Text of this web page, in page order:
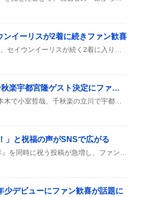
イーリスが2着に続きファン歓喜
木根尚登ソロツアー、初日小室哲哉・千秋楽宇都宮隆ゲスト決定にファン歓喜
」と祝福の声がSNSで広がる
少デビューにファン歓喜が話題に